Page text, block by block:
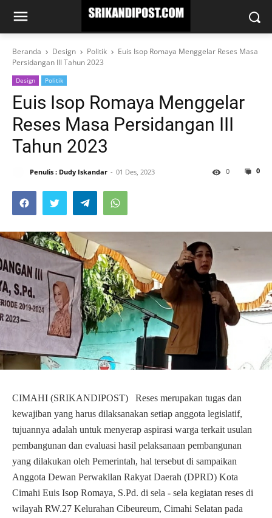
Beranda Design Politik
Euis Isop Romaya Menggelar Reses Masa
Persidangan III Tahun 2023
Design Politik
Euis Isop Romaya Menggelar
Reses Masa Persidangan III
Tahun 2023
Penulis : Dudy Iskandar 01 Des, 2023 0
0
CIMAHI (SRIKANDIPOST) Reses merupakan tugas dan
kewajiban yang harus dilaksanakan setiap anggota legislatif,
tujuannya adalah untuk menyerap aspirasi warga terkait usulan
pembangunan dan evaluasi hasil pelaksanaan pembangunan
yang dilakukan oleh Pemerintah, hal tersebut di sampaikan
Anggota Dewan Perwakilan Rakyat Daerah (DPRD) Kota
Cimahi Euis Isop Romaya, S.Pd. di sela - sela kegiatan reses di
wilayah RW.27 Kelurahan Cibeureum, Cimahi Selatan pada